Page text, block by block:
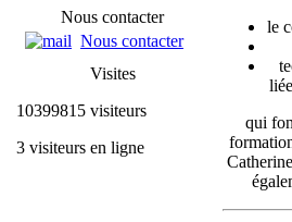
Nous contacter
Nous contacter
Visites
10399815 visiteurs
3 visiteurs en ligne
le
qui